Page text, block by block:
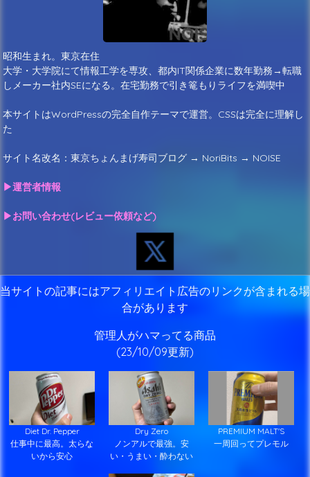
昭和生まれ。東京在住
大学・大学院にて情報工学を専攻、都内IT関係企業に数年勤務→転職
しメーカー社内SEになる。在宅勤務で引き篭もりライフを満喫中
本サイトはWordPressの完全自作テーマで運営。CSSは完全に理解し
た
サイト名改名：東京ちょんまげ寿司ブログ → NoriBits → NOISE
▶運営者情報
▶お問い合わせ(レビュー依頼など)
当サイトの記事にはアフィリエイト広告のリンクが含まれる場
合があります
管理人がハマってる商品
(23/10/09更新)
Diet Dr. Pepper
仕事中に最高。太らな
いから安心
Dry Zero
ノンアルで最強。安
い・うまい・酔わない
PREMIUM MALT'S
一周回ってプレモル